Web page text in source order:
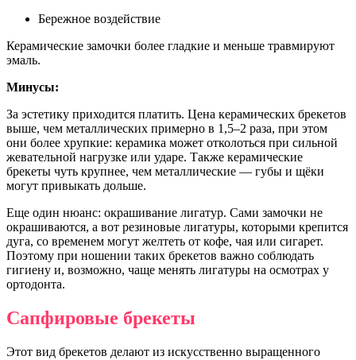
Бережное воздействие
Керамические замочки более гладкие и меньше травмируют
эмаль.
Минусы:
За эстетику приходится платить. Цена керамических брекетов
выше, чем металлических примерно в 1,5–2 раза, при этом
они более хрупкие: керамика может отколоться при сильной
жевательной нагрузке или ударе. Также керамические
брекеты чуть крупнее, чем металлические — губы и щёки
могут привыкать дольше.
Еще один нюанс: окрашивание лигатур. Сами замочки не
окрашиваются, а вот резиновые лигатуры, которыми крепится
дуга, со временем могут желтеть от кофе, чая или сигарет.
Поэтому при ношении таких брекетов важно соблюдать
гигиену и, возможно, чаще менять лигатуры на осмотрах у
ортодонта.
Сапфировые брекеты
Этот вид брекетов делают из искусственно выращенного